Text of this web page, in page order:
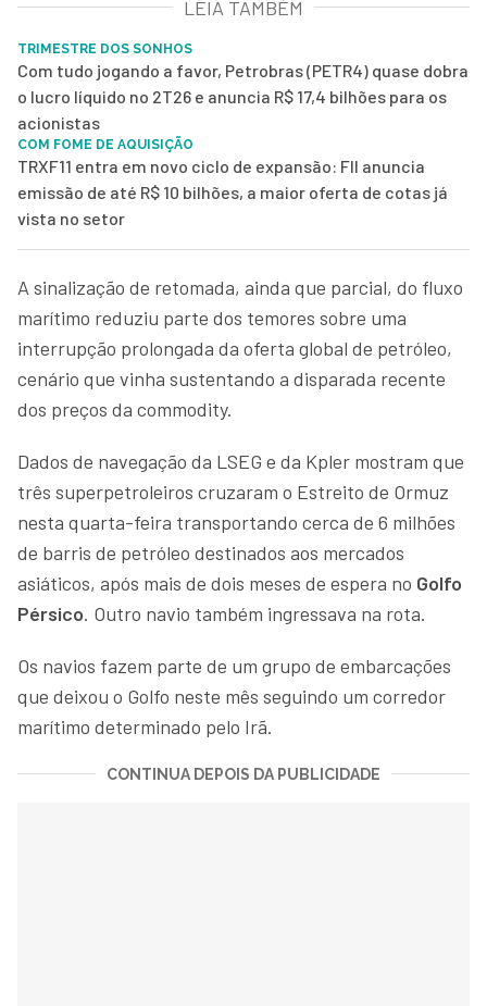
LEIA TAMBÉM
TRIMESTRE DOS SONHOS
Com tudo jogando a favor, Petrobras (PETR4) quase dobra
o lucro líquido no 2T26 e anuncia R$ 17,4 bilhões para os
acionistas
COM FOME DE AQUISIÇÃO
TRXF11 entra em novo ciclo de expansão: FII anuncia
emissão de até R$ 10 bilhões, a maior oferta de cotas já
vista no setor
A sinalização de retomada, ainda que parcial, do fluxo
marítimo reduziu parte dos temores sobre uma
interrupção prolongada da oferta global de petróleo,
cenário que vinha sustentando a disparada recente
dos preços da commodity.
Dados de navegação da LSEG e da Kpler mostram que
três superpetroleiros cruzaram o Estreito de Ormuz
nesta quarta-feira transportando cerca de 6 milhões
de barris de petróleo destinados aos mercados
asiáticos, após mais de dois meses de espera no Golfo
Pérsico. Outro navio também ingressava na rota.
Os navios fazem parte de um grupo de embarcações
que deixou o Golfo neste mês seguindo um corredor
marítimo determinado pelo Irã.
CONTINUA DEPOIS DA PUBLICIDADE